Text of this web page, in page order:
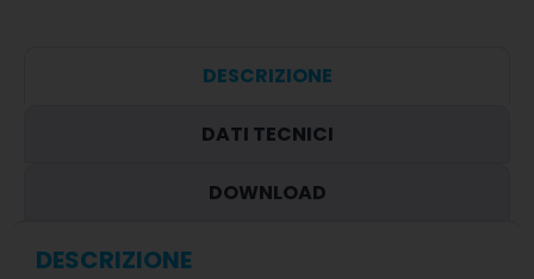
DESCRIZIONE
DATI TECNICI
DOWNLOAD
DESCRIZIONE